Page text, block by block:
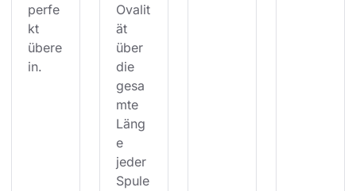
perfe
kt
übere
in.
Ovalit
ät
über
die
gesa
mte
Läng
e
jeder
Spule